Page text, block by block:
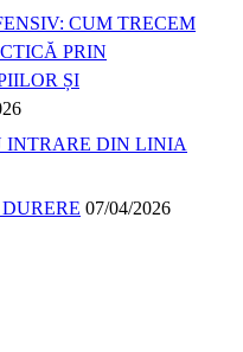
CUM TRECEM
PRIN
ȘI
INTRARE DIN LINIA
07/04/2026